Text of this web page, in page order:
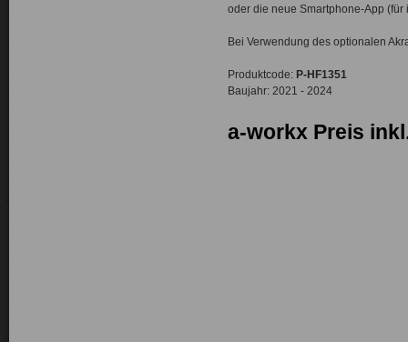
oder die neue Smartphone-App
Bei Verwendung des optionalen
Produktcode: P-HF1351
Baujahr: 2021 - 2024
a-workx Preis